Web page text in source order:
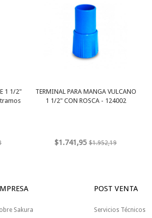
1 1/2"
TERMINAL PARA MANGA VULCANO
1 1/2" CON ROSCA - 124002
$1.741,95 $1.952,19
Sakura
POST VENTA
Servicios Técnicos